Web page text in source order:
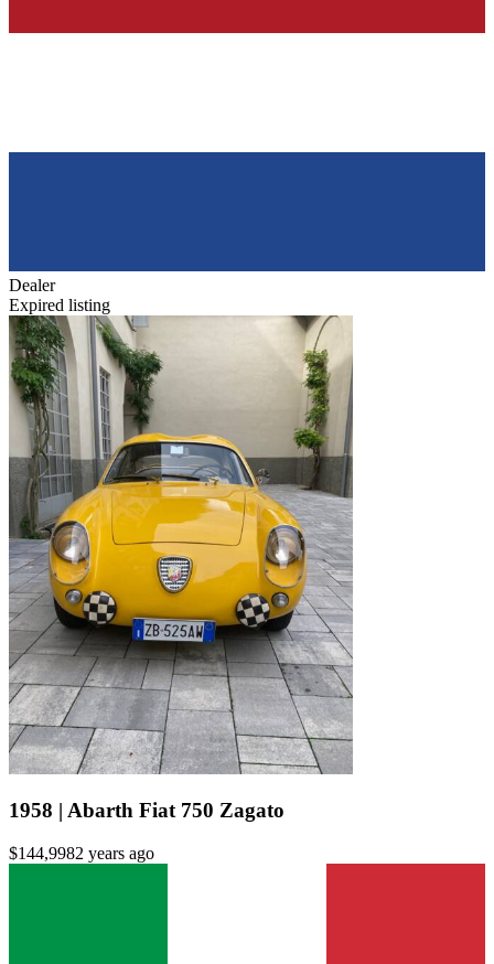
Dealer
Expired listing
1958 | Abarth Fiat 750 Zagato
$144,9982 years ago